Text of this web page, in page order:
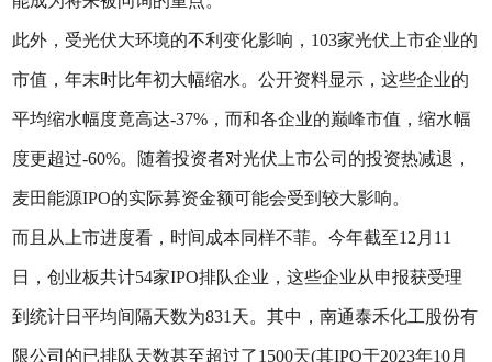
此外，受光伏大环境的不利变化影响，103家光伏上市企业的
市值，年末时比年初大幅缩水。公开资料显示，这些企业的
平均缩水幅度竟高达-37%，而和各企业的巅峰市值，缩水幅
度更超过-60%。随着投资者对光伏上市公司的投资热减退，
麦田能源IPO的实际募资金额可能会受到较大影响。
而且从上市进度看，时间成本同样不菲。今年截至12月11
日，创业板共计54家IPO排队企业，这些企业从申报获受理
到统计日平均间隔天数为831天。其中，南通泰禾化工股份有
限公司的已排队天数甚至超过了1500天(其IPO于2023年10月